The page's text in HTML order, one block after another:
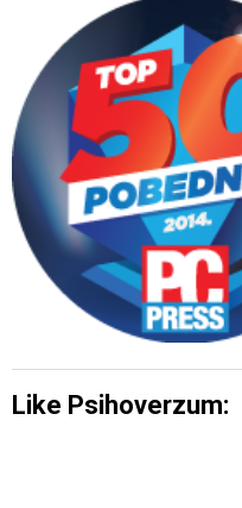
Like Psihoverzum: